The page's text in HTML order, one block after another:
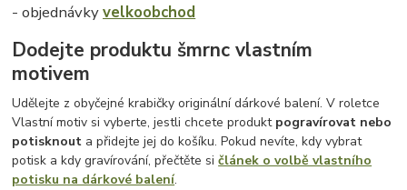
- objednávkyvelkoobchod
Dodejte produktu šmrnc vlastním
motivem
Udělejte z obyčejné krabičky originální dárkové balení. V roletce
Vlastní motiv si vyberte, jestli chcete produkt pogravírovat nebo
potisknout a přidejte jej do košíku. Pokud nevíte, kdy vybrat
potisk a kdy gravírování, přečtěte sičlánek o volbě vlastního
potisku na dárkové balení.